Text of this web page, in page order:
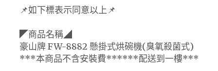
📌如下標表示同意以上📌
◤商品名稱◢
豪山牌 FW-8882 懸掛式烘碗機(臭氧殺菌式)
***本商品不含安裝費******配送到一樓***